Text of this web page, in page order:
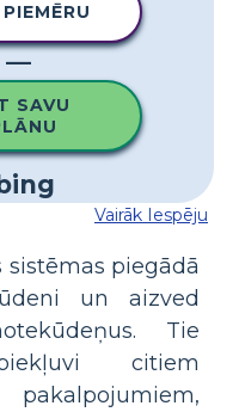
—
SAVU
Vairāk Iespēju
piegādā
un aizved
Tie
citiem